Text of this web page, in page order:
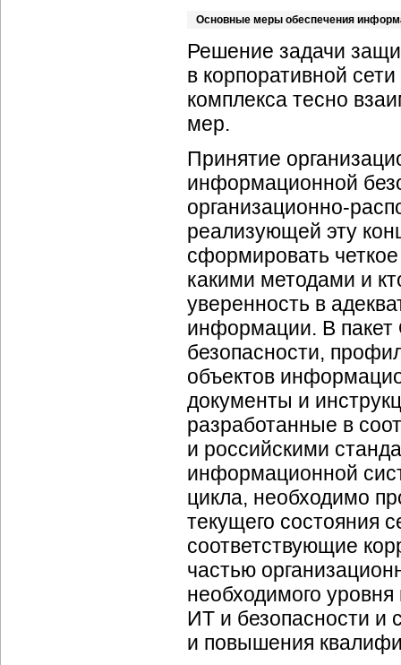
Основные меры обеспечения
Решение задачи
в корпоративной
комплекса тесно
мер.
Принятие
информационной
организационно-
реализующей эту
сформировать
какими методами и
уверенность в
информации. В
безопасности,
объектов
документы и
разработанные в
и российскими
информационной
цикла, необходимо
текущего состояния
соответствующие
частью
необходимого уровня
ИТ и безопасности и
и повышения